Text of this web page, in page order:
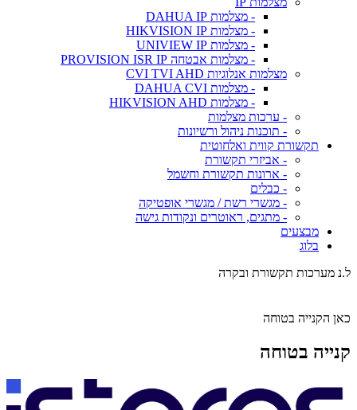
- מצלמות DAHUA IP
- מצלמות HIKVISION IP
- מצלמות UNIVIEW IP
- מצלמות אבטחה PROVISION ISR IP
מצלמות אנלוגיות CVI TVI AHD
- מצלמות DAHUA CVI
- מצלמות HIKVISION AHD
- ערכות מצלמות
- תוכנות ניהול ורשיונות
תקשורת קווית ואלחוטית
- אביזרי תקשורת
- ארונות תקשורת וחשמל
- כבלים
- מגשרי רשת / מגשרי אופטיקה
- מתגים, ראוטרים ונקודות גישה
מבצעים
בלוג
ל.נ מערכות תקשורת ובקרה
כאן הקנייה בטוחה
קנייה בטוחה